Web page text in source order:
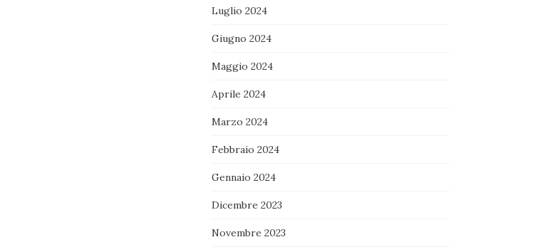
Luglio 2024
Giugno 2024
Maggio 2024
Aprile 2024
Marzo 2024
Febbraio 2024
Gennaio 2024
Dicembre 2023
Novembre 2023